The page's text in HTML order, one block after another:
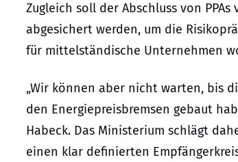
Zugleich soll der Abschluss von
abgesichert werden, um die
für mittelständische Unternehmen
„Wir können aber nicht warten, bis
den Energiepreisbremsen gebaut
Habeck. Das Ministerium schlägt
einen klar definierten